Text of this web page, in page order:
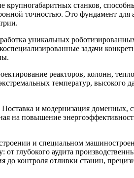
крупногабаритных станков,
точностью. Это фундамент для
уникальных
задачи
реакторов, колонн,
температур, высокого
Поставка и модернизация доменных,
на повышение
и специальном
глубокого аудита
до контроля отливки станин,